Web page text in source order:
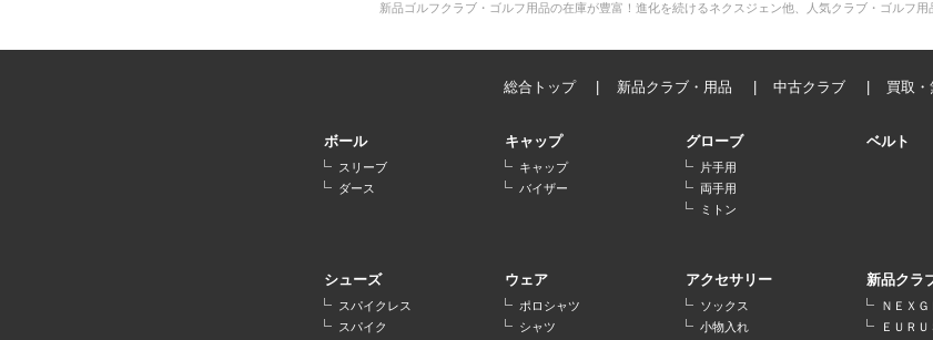
新品ゴルフクラブ・ゴルフ用品の在庫が豊富！進化を続けるネクスジェン他、人気クラブ・ゴルフ
総合トップ 新品クラブ・用品 中古クラブ 買取
ボール
スリーブ
ダース
キャップ
キャップ
バイザー
グローブ
片手用
両手用
ミトン
ベルト
シューズ
スパイクレス
スパイク
ウェア
ポロシャツ
シャツ
アクセサリー
ソックス
小物入れ
新品クラ
ＮＥＸＧ
ＥＵＲＵ